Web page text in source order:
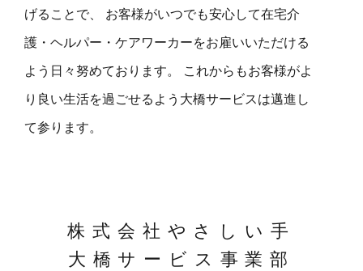
げることで、 お客様がいつでも安心して在宅介
護・ヘルパー・ケアワーカーをお雇いいただける
よう日々努めております。 これからもお客様がよ
り良い生活を過ごせるよう大橋サービスは邁進し
て参ります。
株式会社やさしい手
大橋サービス事業部